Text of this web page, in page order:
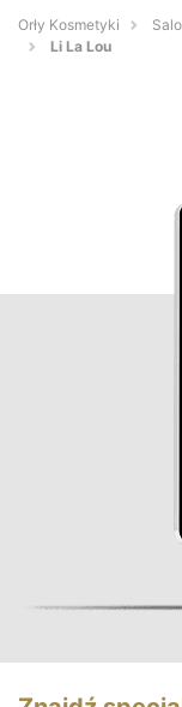
Orły Kosmetyki
Li La Lou